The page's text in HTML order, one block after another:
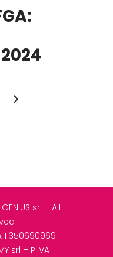
srl – All
11350690969
srl – P.IVA